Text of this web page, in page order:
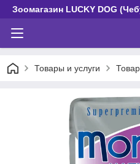
Зоомагазин LUCKY DOG
Товары и услуги